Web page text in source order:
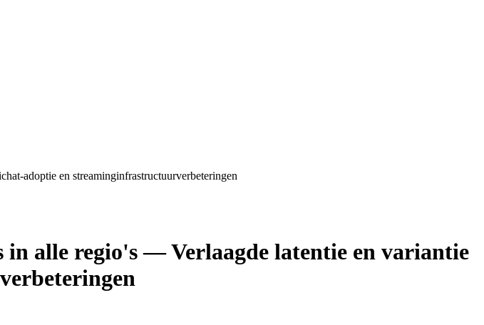
adoptie en streaminginfrastructuurverbeteringen
in alle regio's — Verlaagde latentie en variantie